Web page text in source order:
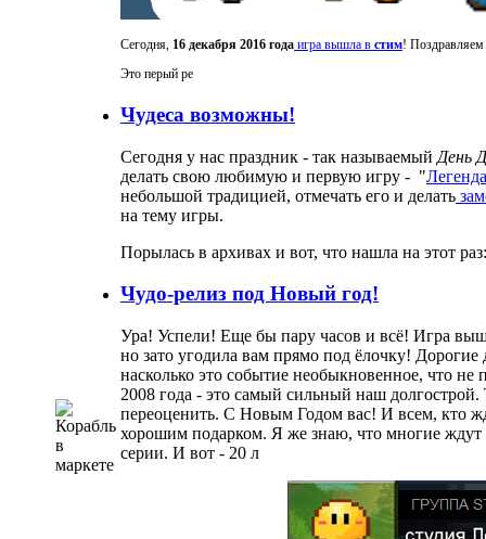
Сегодня, 16 декабря 2016 года игра вышла в стим!
Это перый ре
Чудеса возможны!
Сегодня у нас праздник - так называемый День
делать свою любимую и первую игру - "
небольшой традицией, отмечать его и делать
на тему игры.
Порылась в архивах и вот, что нашла на этот раз:
Чудо-релиз под Новый год!
Ура! Успели! Еще бы пару часов и всё! Игра
но зато угодила вам прямо под ёлочку! Дорогие
насколько это событие необыкновенное, что не
2008 года - это самый сильный наш
переоценить. С Новым Годом вас! И всем, кто
хорошим подарком. Я же знаю, что многие ждут
серии. И вот - 20 л